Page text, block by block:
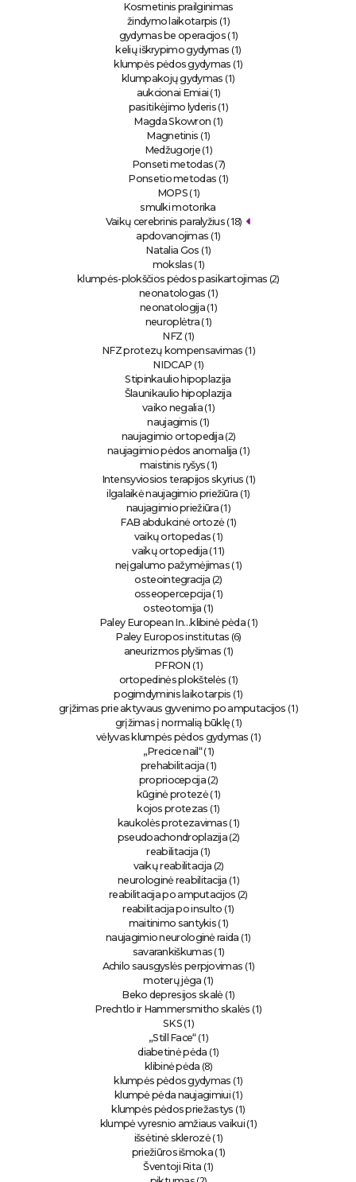
Kosmetinis prailginimas
žindymo laikotarpis (1)
gydymas be operacijos (1)
kelių iškrypimo gydymas (1)
klumpės pėdos gydymas (1)
klumpakojų gydymas (1)
aukcionai Emiai (1)
pasitikėjimo lyderis(1)
Magda Skowron (1)
Magnetinis (1)
Medžugorje(1)
Ponseti metodas (7)
Ponsetio metodas (1)
MOPS (1)
smulki motorika
Vaikų cerebrinis paralyžius(18)
apdovanojimas (1)
Natalia Gos (1)
mokslas(1)
klumpės-plokščios pėdos pasikartojimas (2)
neonatologas (1)
neonatologija(1)
neuroplėtra (1)
NFZ (1)
NFZ protezų kompensavimas (1)
NIDCAP (1)
Stipinkaulio hipoplazija
Šlaunikaulio hipoplazija
vaiko negalia(1)
naujagimis (1)
naujagimio ortopedija (2)
naujagimio pėdos anomalija (1)
maistinis ryšys (1)
Intensyviosios terapijos skyrius (1)
ilgalaikė naujagimio priežiūra (1)
naujagimio priežiūra(1)
FAB abdukcinė ortozė(1)
vaikų ortopedas (1)
vaikų ortopedija (11)
neįgalumo pažymėjimas (1)
osteointegracija (2)
osseopercepcija (1)
osteotomija (1)
Paley European In…klibinė pėda(1)
Paley Europos institutas (6)
aneurizmos plyšimas (1)
PFRON (1)
ortopedinės plokštelės (1)
pogimdyminis laikotarpis (1)
grįžimas prie aktyvaus gyvenimo po amputacijos (1)
grįžimas į normalią būklę(1)
vėlyvas klumpės pėdos gydymas (1)
„Precice nail“(1)
prehabilitacija (1)
propriocepcija (2)
kūginė protezė(1)
kojos protezas (1)
kaukolės protezavimas (1)
pseudoachondroplazija (2)
reabilitacija (1)
vaikų reabilitacija (2)
neurologinė reabilitacija (1)
reabilitacija po amputacijos (2)
reabilitacija po insulto (1)
maitinimo santykis (1)
naujagimio neurologinė raida (1)
savarankiškumas (1)
Achilo sausgyslės perpjovimas (1)
moterų jėga (1)
Beko depresijos skalė(1)
Prechtlo ir Hammersmitho skalės (1)
SKS(1)
„Still Face“(1)
diabetinė pėda (1)
klibinė pėda (8)
klumpės pėdos gydymas (1)
klumpė pėda naujagimiui(1)
klumpės pėdos priežastys (1)
klumpė vyresnio amžiaus vaikui(1)
išsėtinė sklerozė(1)
priežiūros išmoka(1)
Šventoji Rita (1)